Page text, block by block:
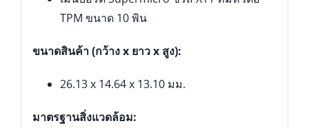
TPM ขนาด 10 พิน
ขนาดสินค้า (กว้าง x ยาว x สูง):
26.13 x 14.64 x 13.10 มม.
มาตรฐานสิ่งแวดล้อม: